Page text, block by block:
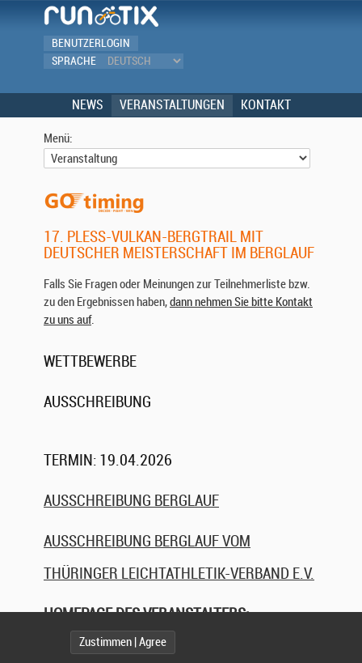
BENUTZERLOGIN
SPRACHE
NEWS VERANSTALTUNGEN KONTAKT
Menü:
17. PLESS-VULKAN-BERGTRAIL MIT D
EUTSCHER MEISTERSCHAFT IM BERGLAUF
Falls Sie Fragen oder Meinungen zur Teilnehmerliste bzw.
zu den Ergebnissen haben,dann nehmen Sie bitte Kontakt
zu uns auf.
WETTBEWERBE
AUSSCHREIBUNG
TERMIN: 19.04.2026
AUSSCHREIBUNG BERGLAUF
AUSSCHREIBUNG BERGLAUF VOM
THÜRINGER LEICHTATHLETIK-VERBAND E.V.
HOMEPAGE DES VERANSTALTERS:
HTTP://WWW.PLESSLAUF.DE/
Zustimmen | Agree